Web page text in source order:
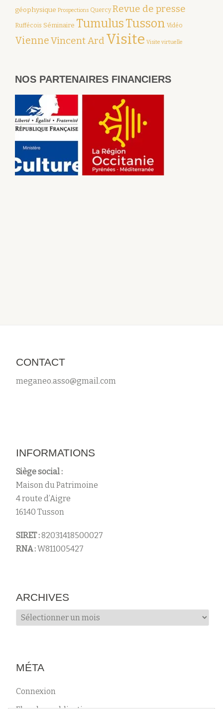
géophysique Prospections Quercy Revue de presse
Ruffécois Séminaire TumulusTusson Vidéo
VienneVincent Ard Visite Visite virtuelle
NOS PARTENAIRES FINANCIERS
CONTACT
meganeo.asso@gmail.com
INFORMATIONS
Siège social :
Maison du Patrimoine
4 route d’Aigre
16140 Tusson
SIRET :82031418500027
RNA :W811005427
ARCHIVES
Archives
MÉTA
Connexion